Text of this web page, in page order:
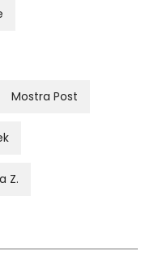
Mostra Post
Z.